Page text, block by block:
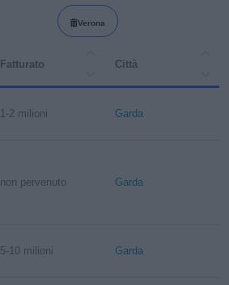
Verona
Fatturato Città
1-2 milioni Garda
non pervenuto Garda
5-10 milioni Garda